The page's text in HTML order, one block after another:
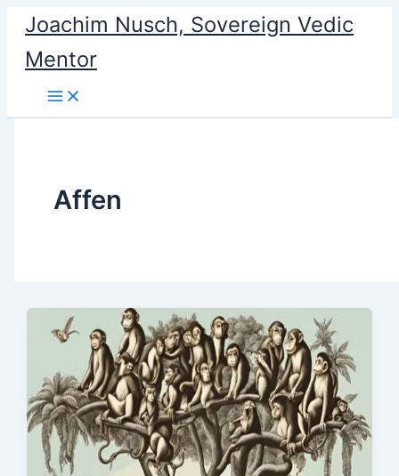
content
Joachim Nusch, Sovereign Vedic
Mentor
Affen